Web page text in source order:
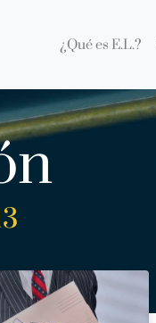
¿Qué es E.L.?